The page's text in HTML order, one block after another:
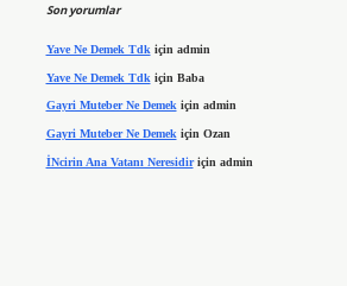
Son yorumlar
Yave Ne Demek Tdk için admin
Yave Ne Demek Tdk için Baba
Gayri Muteber Ne Demekiçin admin
Gayri Muteber Ne Demek için Ozan
İNcirin Ana Vatanı Neresidiriçin admin